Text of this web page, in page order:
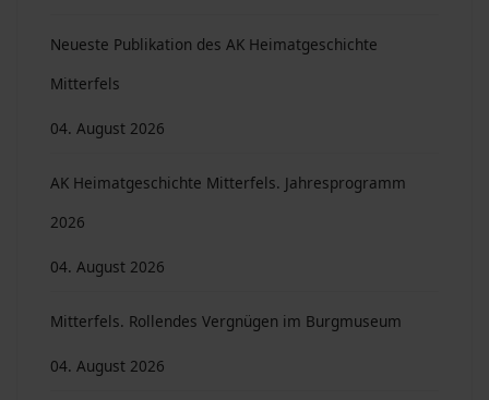
Neueste Publikation des AK Heimatgeschichte
Mitterfels
04. August 2026
AK Heimatgeschichte Mitterfels. Jahresprogramm
2026
04. August 2026
Mitterfels. Rollendes Vergnügen im Burgmuseum
04. August 2026